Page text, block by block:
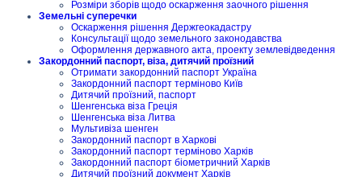
Розміри зборів щодо оскарження заочного рішення
Земельні суперечки
Оскарження рішення Держгеокадастру
Консультації щодо земельного законодавства
Оформлення державного акта, проекту землевідведення
Закордонний паспорт, віза, дитячий проїзний
Отримати закордонний паспорт Україна
Закордонний паспорт терміново Київ
Дитячий проїзний, паспорт
Шенгенська віза Греція
Шенгенська віза Литва
Мультивіза шенген
Закордонний паспорт в Харкові
Закордонний паспорт терміново Харків
Закордонний паспорт біометричний Харків
Дитячий проїзний документ Харків